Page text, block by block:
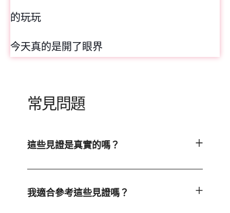
的玩玩
今天真的是開了眼界
常見問題
這些見證是真實的嗎？
我適合參考這些見證嗎？